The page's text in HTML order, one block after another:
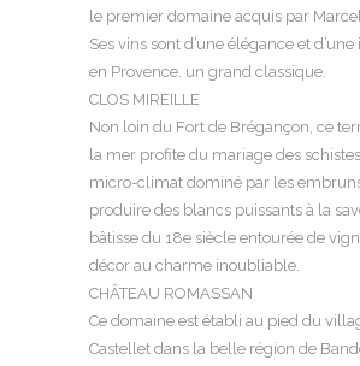
le premier domaine acquis par
Ses vins sont d’une élégance et
en Provence. un grand classique.
CLOS MIREILLE
Non loin du Fort de Brégançon, ce
la mer profite du mariage des
micro-climat dominé par les
produire des blancs puissants à la
bâtisse du 18e siècle entourée de
décor au charme inoubliable.
CHÂTEAU ROMASSAN
Ce domaine est établi au pied du
Castellet dans la belle région de